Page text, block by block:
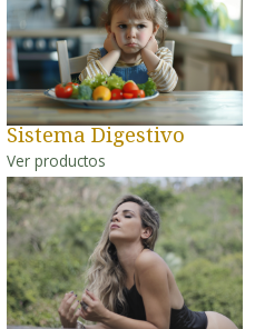
Sistema Digestivo
Ver productos